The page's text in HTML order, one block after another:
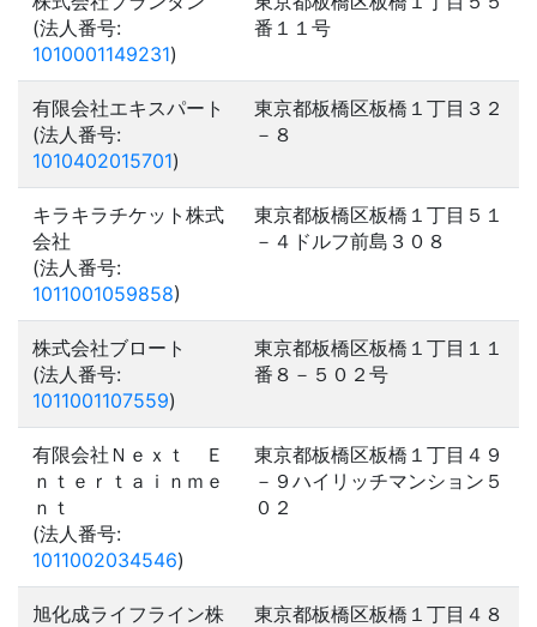
(法人番号:
1010001149231)
番１１号
有限会社エキスパート
(法人番号:
1010402015701)
東京都板橋区板橋１丁目３２
－８
キラキラチケット株式
会社
(法人番号:
1011001059858)
東京都板橋区板橋１丁目５１
－４ドルフ前島３０８
株式会社ブロート
(法人番号:
1011001107559)
東京都板橋区板橋１丁目１１
番８－５０２号
有限会社Ｎｅｘｔ Ｅ
ｎｔｅｒｔａｉｎｍｅ
ｎｔ
(法人番号:
1011002034546)
東京都板橋区板橋１丁目４９
－９ハイリッチマンション５
０２
旭化成ライフライン株
東京都板橋区板橋１丁目４８